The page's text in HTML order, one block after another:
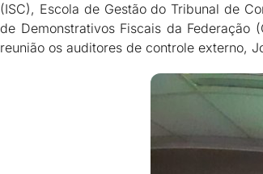
(ISC), Escola de Gestão do Tribunal de
de Demonstrativos Fiscais da Federação
reunião os auditores de controle externo,